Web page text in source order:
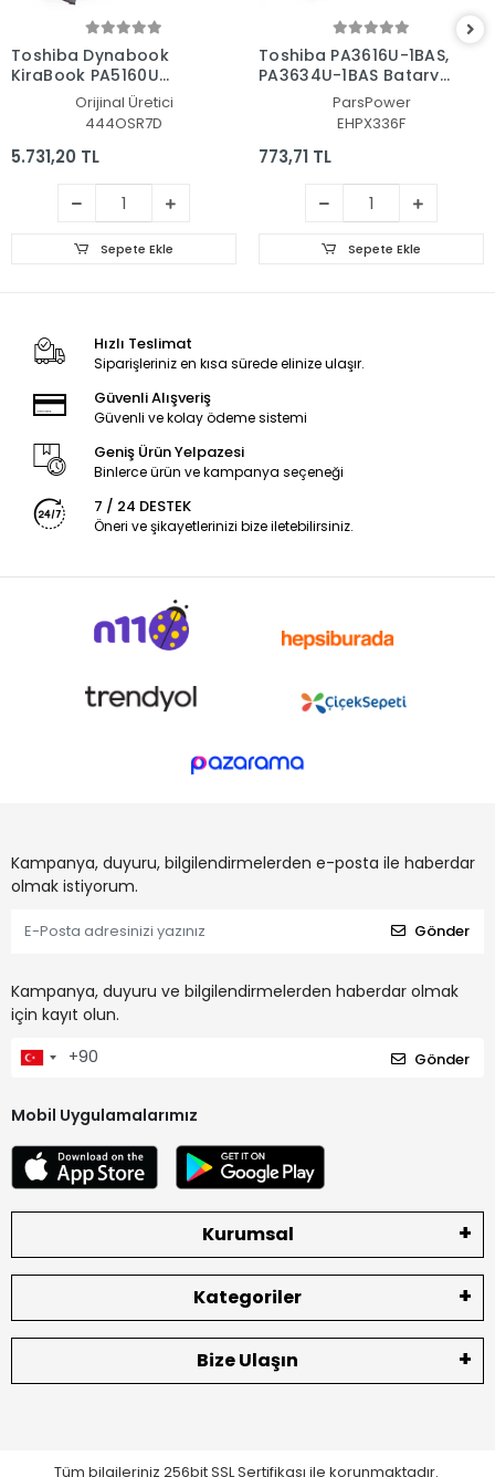
Toshiba Dynabook
KiraBook PA5160U
Batarya - PilOrijinal Üretici
444OSR7D
5.731,20 TL
Sepete Ekle
Toshiba PA3616U-1BAS,
PA3634U-1BAS Batarya
- Pil (Pars Power)
ParsPower
EHPX336F
773,71 TL
Sepete Ekle
Hızlı Teslimat
Siparişleriniz en kısa sürede elinize ulaşır.
Güvenli Alışveriş
Güvenli ve kolay ödeme sistemi
Geniş Ürün Yelpazesi
Binlerce ürün ve kampanya seçeneği
7 / 24 DESTEK
Öneri ve şikayetlerinizi bize iletebilirsiniz.
Kampanya, duyuru, bilgilendirmelerden e-posta ile haberdar
olmak istiyorum.
Gönder
Kampanya, duyuru ve bilgilendirmelerden haberdar olmak
için kayıt olun.
Gönder
Mobil Uygulamalarımız
Kurumsal
Kategoriler
Bize Ulaşın
Tüm bilgileriniz 256bit SSL Sertifikası ile korunmaktadır.